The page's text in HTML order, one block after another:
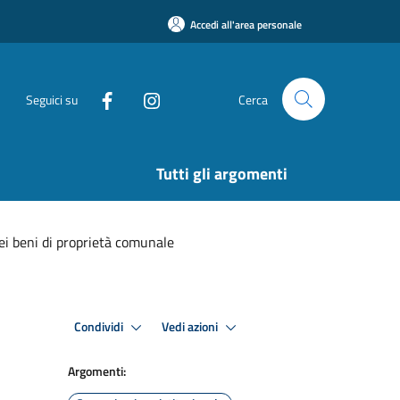
Accedi all'area personale
Seguici su Cerca
Tutti gli argomenti
beni di proprietà comunale
Condividi Vedi azioni
Argomenti: